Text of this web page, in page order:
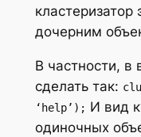
дочерним
В частности,
сделать так:
‘help’); И вид
одиночных